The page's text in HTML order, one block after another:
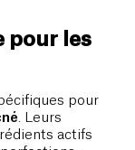
pour les
pour
. Leurs
actifs